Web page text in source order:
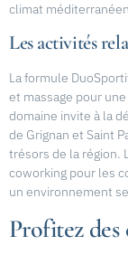
climat
Les activités
La formule
et massage pour
domaine invite à la
de Grignan et Saint
trésors de la région.
coworking pour les
un environnement
Profitez des